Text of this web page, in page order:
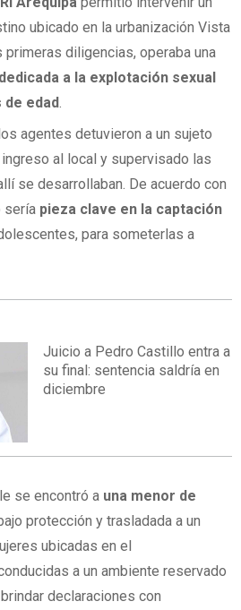
ubicado en la urbanización Vista
primeras diligencias, operaba una
a la explotación sexual
edad.
agentes detuvieron a un sujeto
al local y supervisado las
se desarrollaban. De acuerdo con
sería pieza clave en la captación
para someterlas a
Juicio a Pedro Castillo entra a
su final: sentencia saldría en
diciembre
se encontró a una menor de
protección y trasladada a un
ubicadas en el
a un ambiente reservado
declaraciones con